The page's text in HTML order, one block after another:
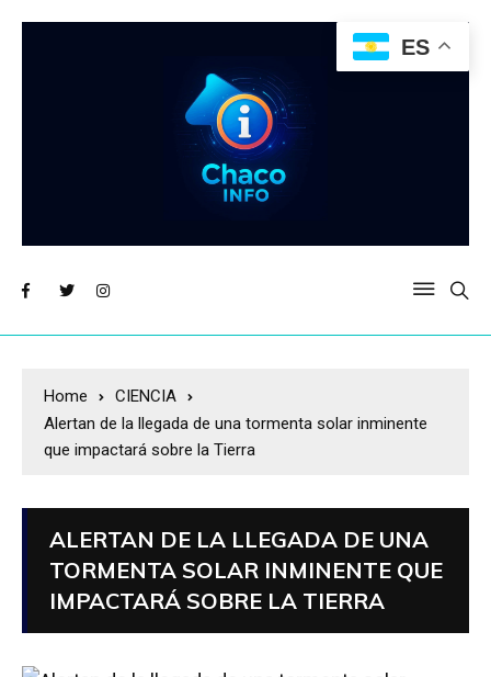
Home
CIENCIA
Alertan de la llegada de una tormenta solar inminente
que impactará sobre la Tierra
ALERTAN DE LA LLEGADA DE UNA
TORMENTA SOLAR INMINENTE QUE
IMPACTARÁ SOBRE LA TIERRA
ES